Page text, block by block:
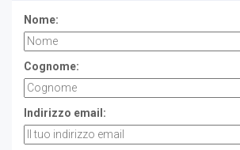
Nome:
Cognome:
Indirizzo email: